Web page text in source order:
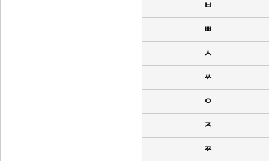
ㅂ
ㅃ
ㅅ
ㅆ
ㅇ
ㅈ
ㅉ